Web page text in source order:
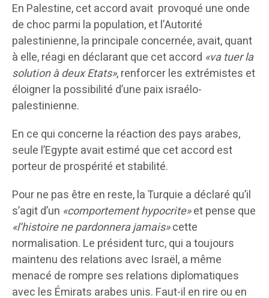
En Palestine, cet accord avait provoqué une onde
de choc parmi la population, et l’Autorité
palestinienne, la principale concernée, avait, quant
à elle, réagi en déclarant que cet accord «va tuer la
solution à deux Etats», renforcer les extrémistes et
éloigner la possibilité d’une paix israélo-
palestinienne.
En ce qui concerne la réaction des pays arabes,
seule l’Egypte avait estimé que cet accord est
porteur de prospérité et stabilité.
Pour ne pas être en reste, la Turquie a déclaré qu’il
s’agit d’un «comportement hypocrite»et pense que
«l’histoire ne pardonnera jamais»cette
normalisation. Le président turc, qui a toujours
maintenu des relations avec Israël, a même
menacé de rompre ses relations diplomatiques
avec les Émirats arabes unis. Faut-il en rire ou en